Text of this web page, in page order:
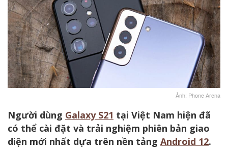
Ảnh: Phone Arena
Người dùng Galaxy S21 tại Việt Nam hiện đã
có thể cài đặt và trải nghiệm phiên bản giao
diện mới nhất dựa trên nền tảng Android 12.